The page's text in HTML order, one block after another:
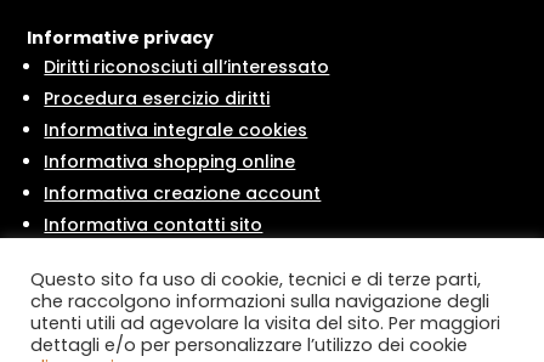
Informative privacy
Diritti riconosciuti all’interessato
Procedura esercizio diritti
Informativa integrale cookies
Informativa shopping online
Informativa creazione account
Informativa contatti sito
Condizioni
Questo sito fa uso di cookie, tecnici e di terze parti,
che raccolgono informazioni sulla navigazione degli
utenti utili ad agevolare la visita del sito. Per maggiori
dettagli e/o per personalizzare l’utilizzo dei cookie